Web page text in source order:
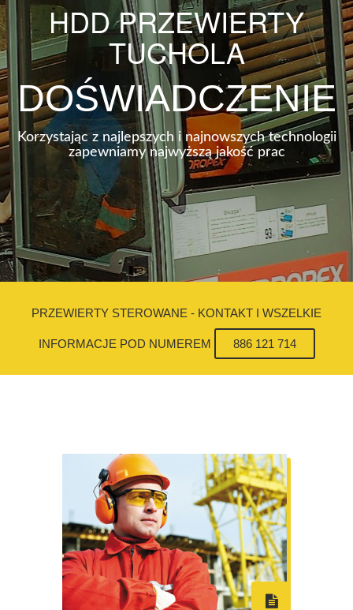
HDD PRZEWIERTY
TUCHOLA
DOŚWIADCZENIE
Korzystając z najlepszych i najnowszych technologii
zapewniamy najwyższą jakość prac
PRZEWIERTY STEROWANE - KONTAKT I WSZELKIE
INFORMACJE POD NUMEREM 886 121 714